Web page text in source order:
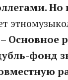
Но
– Основное
фонд